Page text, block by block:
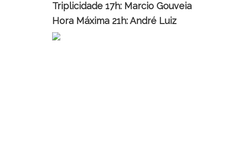
Triplicidade 17h: Marcio Gouveia
Hora Máxima 21h: André Luiz